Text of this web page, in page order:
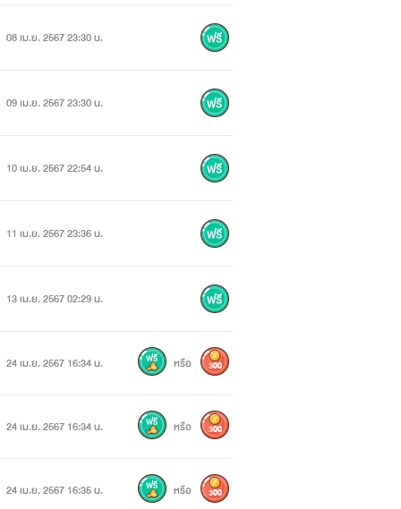
08 เม.ย. 2567 23:30 น.
09 เม.ย. 2567 23:30 น.
10 เม.ย. 2567 22:54 น.
11 เม.ย. 2567 23:36 น.
13 เม.ย. 2567 02:29 น.
24 เม.ย. 2567 16:34 น. หรือ 300
24 เม.ย. 2567 16:34 น. หรือ 300
24 เม.ย. 2567 16:35 น. หรือ 300